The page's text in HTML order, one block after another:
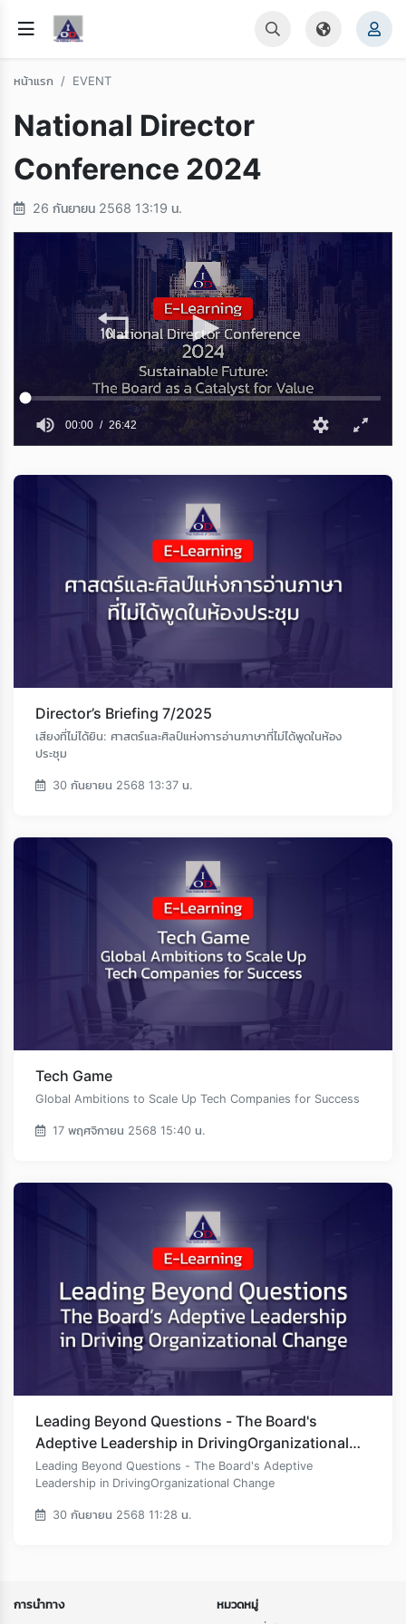
หน้าแรก EVENT
National Director
Conference 2024
26 กันยายน 2568 13:19 น.
00:00 26:42
Director’s Briefing 7/2025
เสียงที่ไม่ได้ยิน: ศาสตร์และศิลป์แห่งการอ่านภาษาที่ไม่ได้พูดในห้อง
ประชุม
30 กันยายน 2568 13:37 น.
Tech Game
Global Ambitions to Scale Up Tech Companies for Success
17 พฤศจิกายน 2568 15:40 น.
Leading Beyond Questions - The Board's
Adeptive Leadership in DrivingOrganizational
Change
Leading Beyond Questions - The Board's Adeptive
Leadership in DrivingOrganizational Change
30 กันยายน 2568 11:28 น.
การนำทาง
หมวดหมู่
Loading...